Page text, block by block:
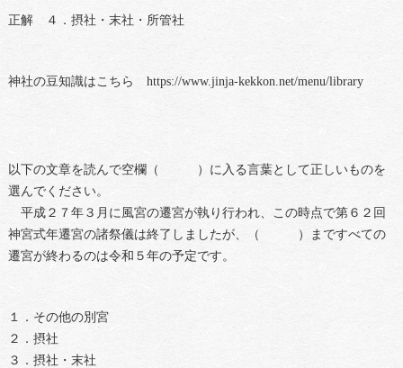
正解 ４．摂社・末社・所管社
神社の豆知識はこちら https://www.jinja-kekkon.net/menu/library
以下の文章を読んで空欄（ ）に入る言葉として正しいものを
選んでください。
平成２７年３月に風宮の遷宮が執り行われ、この時点で第６２回
神宮式年遷宮の諸祭儀は終了しましたが、（ ）まですべての
遷宮が終わるのは令和５年の予定です。
１．その他の別宮
２．摂社
３．摂社・末社